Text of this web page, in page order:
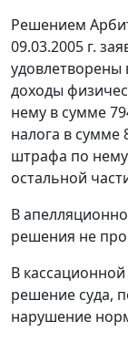
Решением
09.03.2005 г.
удовлетворены
доходы
нему в сумме
налога в сумме
штрафа по
остальной
В
решения не
В
решение суда,
нарушение